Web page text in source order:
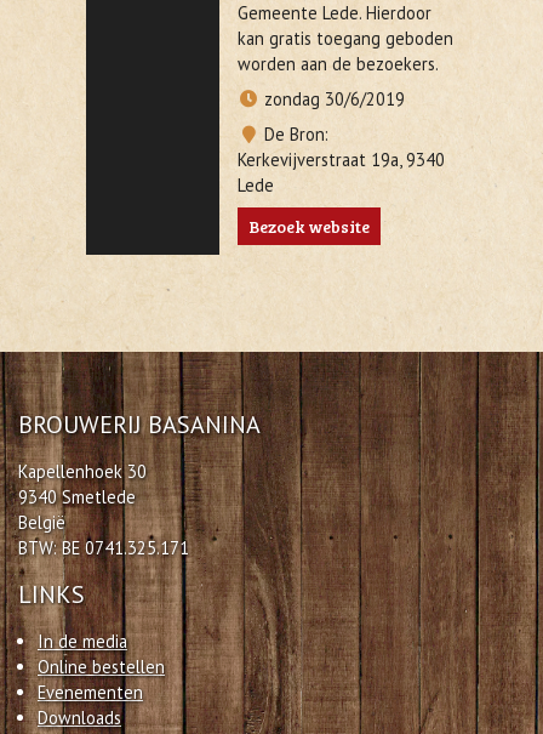
Gemeente Lede. Hierdoor
kan gratis toegang geboden
worden aan de bezoekers.
zondag 30/6/2019
De Bron:
Kerkevijverstraat 19a, 9340
Lede
Bezoek website
BROUWERIJ BASANINA
Kapellenhoek 30
9340 Smetlede
België
BTW: BE 0741.325.171
LINKS
In de media
Online bestellen
Evenementen
Downloads